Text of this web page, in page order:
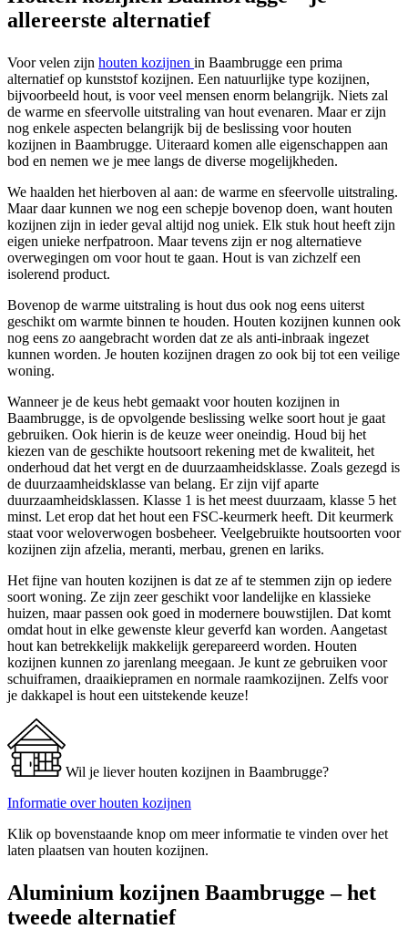
allereerste alternatief
Voor velen zijn houten kozijnen in Baambrugge een prima
alternatief op kunststof kozijnen. Een natuurlijke type kozijnen,
bijvoorbeeld hout, is voor veel mensen enorm belangrijk. Niets zal
de warme en sfeervolle uitstraling van hout evenaren. Maar er zijn
nog enkele aspecten belangrijk bij de beslissing voor houten
kozijnen in Baambrugge. Uiteraard komen alle eigenschappen aan
bod en nemen we je mee langs de diverse mogelijkheden.
We haalden het hierboven al aan: de warme en sfeervolle uitstraling.
Maar daar kunnen we nog een schepje bovenop doen, want houten
kozijnen zijn in ieder geval altijd nog uniek. Elk stuk hout heeft zijn
eigen unieke nerfpatroon. Maar tevens zijn er nog alternatieve
overwegingen om voor hout te gaan. Hout is van zichzelf een
isolerend product.
Bovenop de warme uitstraling is hout dus ook nog eens uiterst
geschikt om warmte binnen te houden. Houten kozijnen kunnen ook
nog eens zo aangebracht worden dat ze als anti-inbraak ingezet
kunnen worden. Je houten kozijnen dragen zo ook bij tot een veilige
woning.
Wanneer je de keus hebt gemaakt voor houten kozijnen in
Baambrugge, is de opvolgende beslissing welke soort hout je gaat
gebruiken. Ook hierin is de keuze weer oneindig. Houd bij het
kiezen van de geschikte houtsoort rekening met de kwaliteit, het
onderhoud dat het vergt en de duurzaamheidsklasse. Zoals gezegd is
de duurzaamheidsklasse van belang. Er zijn vijf aparte
duurzaamheidsklassen. Klasse 1 is het meest duurzaam, klasse 5 het
minst. Let erop dat het hout een FSC-keurmerk heeft. Dit keurmerk
staat voor weloverwogen bosbeheer. Veelgebruikte houtsoorten voor
kozijnen zijn afzelia, meranti, merbau, grenen en lariks.
Het fijne van houten kozijnen is dat ze af te stemmen zijn op iedere
soort woning. Ze zijn zeer geschikt voor landelijke en klassieke
huizen, maar passen ook goed in modernere bouwstijlen. Dat komt
omdat hout in elke gewenste kleur geverfd kan worden. Aangetast
hout kan betrekkelijk makkelijk gerepareerd worden. Houten
kozijnen kunnen zo jarenlang meegaan. Je kunt ze gebruiken voor
schuiframen, draaikiepramen en normale raamkozijnen. Zelfs voor
je dakkapel is hout een uitstekende keuze!
Wil je liever houten kozijnen in Baambrugge?
Informatie over houten kozijnen
Klik op bovenstaande knop om meer informatie te vinden over het
laten plaatsen van houten kozijnen.
Aluminium kozijnen Baambrugge – het
tweede alternatief